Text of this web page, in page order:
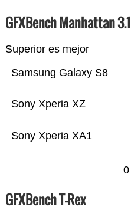
GFXBench Manhattan 3.1
Superior es mejor
Sony Xperia XA1
Sony Xperia XZ
Samsung Galaxy S8
0
GFXBench T-Rex